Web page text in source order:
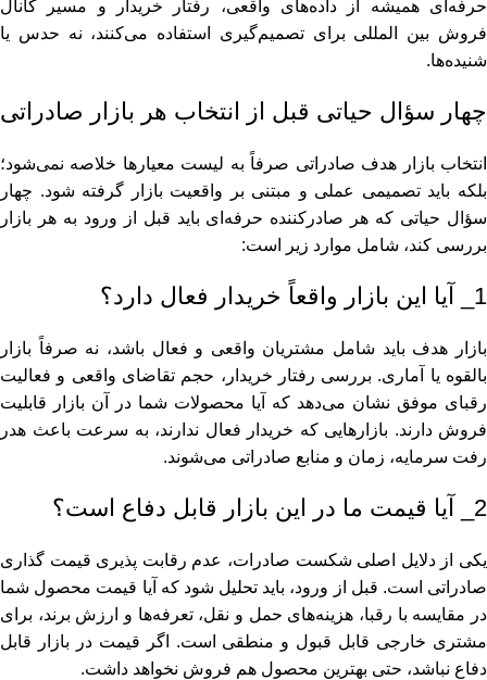
حرفه‌ای همیشه از داده‌های واقعی، رفتار خریدار و مسیر کانال
فروش بین‌ المللی برای تصمیم‌گیری استفاده می‌کنند، نه حدس یا
شنیده‌ها.
چهار سؤال حیاتی قبل از انتخاب هر بازار صادراتی
انتخاب بازار هدف صادراتی صرفاً به لیست معیارها خلاصه نمی‌شود؛
بلکه باید تصمیمی عملی و مبتنی بر واقعیت بازار گرفته شود. چهار
سؤال حیاتی که هر صادرکننده حرفه‌ای باید قبل از ورود به هر بازار
بررسی کند، شامل موارد زیر است:
1_ آیا این بازار واقعاً خریدار فعال دارد؟
بازار هدف باید شامل مشتریان واقعی و فعال باشد، نه صرفاً بازار
بالقوه یا آماری. بررسی رفتار خریدار، حجم تقاضای واقعی و فعالیت
رقبای موفق نشان می‌دهد که آیا محصولات شما در آن بازار قابلیت
فروش دارند. بازارهایی که خریدار فعال ندارند، به سرعت باعث هدر
رفت سرمایه، زمان و منابع صادراتی می‌شوند.
2_ آیا قیمت ما در این بازار قابل دفاع است؟
یکی از دلایل اصلی شکست صادرات، عدم رقابت‌ پذیری قیمت‌ گذاری
صادراتی است. قبل از ورود، باید تحلیل شود که آیا قیمت محصول شما
در مقایسه با رقبا، هزینه‌های حمل و نقل، تعرفه‌ها و ارزش برند، برای
مشتری خارجی قابل قبول و منطقی است. اگر قیمت در بازار قابل
دفاع نباشد، حتی بهترین محصول هم فروش نخواهد داشت.